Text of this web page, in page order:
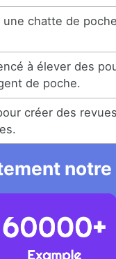
une chatte de
à élever des
de poche.
créer des